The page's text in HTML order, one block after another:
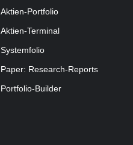
Aktien-Portfolio
Aktien-Terminal
Systemfolio
Paper: Research-Reports
Portfolio-Builder